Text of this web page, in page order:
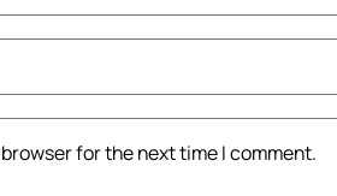
for the next time I comment.